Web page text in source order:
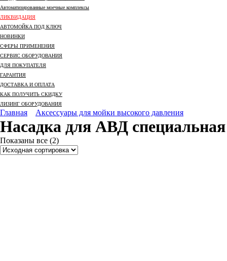
Автоматизированные моечные комплексы
ЛИКВИДАЦИЯ
АВТОМОЙКА ПОД КЛЮЧ
НОВИНКИ
СФЕРЫ ПРИМЕНЕНИЯ
СЕРВИС ОБОРУДОВАНИЯ
ДЛЯ ПОКУПАТЕЛЯ
ГАРАНТИЯ
ДОСТАВКА И ОПЛАТА
КАК ПОЛУЧИТЬ СКИДКУ
ЛИЗИНГ ОБОРУДОВАНИЯ
Главная Аксессуары для мойки высокого давления
Насадка для АВД специальная
Показаны все (2)